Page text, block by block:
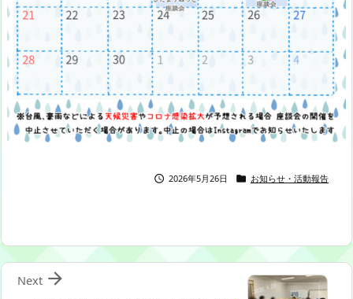
 2026年5月26日  お知らせ・活動報告

Next